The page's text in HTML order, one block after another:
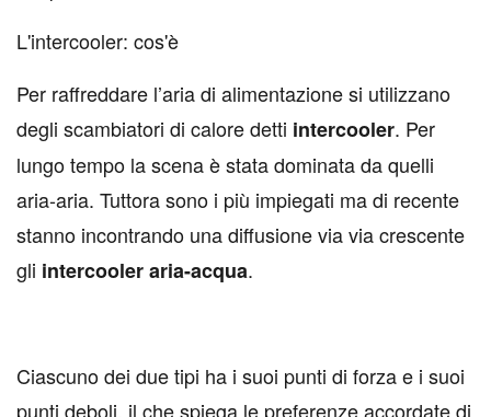
L'intercooler: cos'è
Per raffreddare l’aria di alimentazione si utilizzano
degli scambiatori di calore detti intercooler. Per
lungo tempo la scena è stata dominata da quelli
aria-aria. Tuttora sono i più impiegati ma di recente
stanno incontrando una diffusione via via crescente
gli intercooler aria-acqua.
Ciascuno dei due tipi ha i suoi punti di forza e i suoi
punti deboli, il che spiega le preferenze accordate di